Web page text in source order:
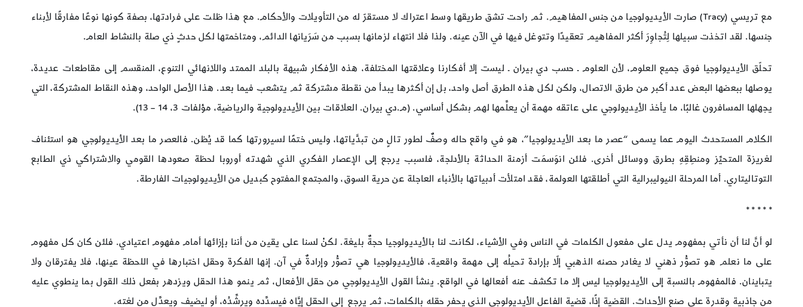
مع تريسي (Tracy) صارت الأيديولوجيا من جنس المفاهيم. ثم راحت تشق طريقها وسط اعتراك لا مستقرّ له من التأويلات والأحكام. مع هذا ظلت على فرادتها، بصفة كونها نوعًا مفارقًا لأبناء
جنسها. لقد اتخذت سبيلها لِتُجاوِرَ أكثر المفاهيم تعقيدًا وتتوغل فيها في الآن عينه. ولذا فلا انتهاء لزمانها بسبب من سَرَيانها الدائم، ومتاخمتها لكل حدثٍ ذي صلة بالنشاط العام.
تحلّق الأيديولوجيا فوق جميع العلوم، لأن العلوم ـ حسب دي بيران ـ ليست إلا أفكارنا وعلاقتها المختلفة، هذه الأفكار شبيهة بالبلد الممتد واللانهائي التنوع، المنقسم إلى مقاطعات عديدة،
يوصلها ببعضها البعض عدد أكبر من طرق الاتصال، ولكن لكل هذه الطرق أصل واحد، بل إن أكثرها يبدأ من نقطة مشتركة ثم يتشعب فيما بعد. هذا الأصل الواحد، وهذه النقاط المشتركة، التي
يجهلها المسافرون غالبًا، ما يأخذ الأيديولوجي على عاتقه مهمة أن يعلِّمها لهم بشكل أساسي. (م.دي بيران. العلاقات بين الأيديولوجية والرياضية، مؤلفات 3، 14 – 13).
الكلام المستحدث اليوم عما يسمى “عصر ما بعد الأيديولوجيا”، هو في واقع حاله وصفٌ لطور تالٍ من تبدَّياتها، وليس ختمًا لسيرورتها كما قد يُظن. فالعصر ما بعد الأيديولوجي هو استئناف
لغريزة المتحيِّز ومنطِقِهِ بطرق ووسائل أخرى. فلئن انوَسمَت أزمنة الحداثة بالأدلجة، فلسبب يرجع إلى الإعصار الفكري الذي شهدته أوروبا لحظة صعودها القومي والاشتراكي ذي الطابع
التوتاليتاري. أما المرحلة النيوليبرالية التي أطلقتها العولمة، فقد امتلأت أدبياتها بالأنباء العاجلة عن حرية السوق، والمجتمع المفتوح كبديل من الأيديولوجيات الفارطة.
* * * * *
لو أنَّ لنا أن نأتي بمفهوم يدل على مفعول الكلمات في الناس وفي الأشياء، لكانت لنا بالأيديولوجيا حجةٌ بليغة. لكنْ لسنا على يقين من أننا بإزائها أمام مفهوم اعتيادي. فلئن كان كل مفهوم
على ما نعلم هو تصوُّر ذهني لا يغادر حصنه الذهبي إلّا بإرادة تحيلُه إلى مهمة واقعية، فالأيديولوجيا هي تصوُّر وإرادةٌ في آن. إنها الفكرة وحقل اختبارها في اللحظة عينها، فلا يفترقان ولا
يتباينان. فالمفهوم بالنسبة إلى الأيديولوجيا ليس إلا ما تكشف عنه أفعالها في الواقع. ينشأ القول الأيديولوجي من حقل الأفعال، ثم ينمو هذا الحقل ويزدهر بفعل ذلك القول بما ينطوي عليه
من جاذبية وقدرة على صنع الأحداث. القضية إذًا، قضية الفاعل الأيديولوجي الذي يحفر حقله بالكلمات، ثم يرجع إلى الحقل إيَّاه فيسدِّده ويرشِّدُه، أو ليضيف ويعدِّل من لغته.